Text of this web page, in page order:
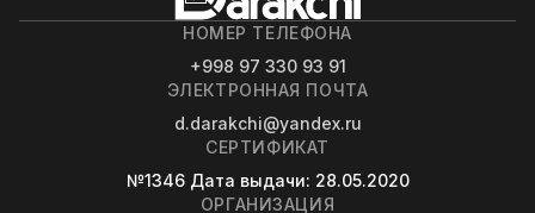
НОМЕР ТЕЛЕФОНА
+998 97 330 93 91
ЭЛЕКТРОННАЯ ПОЧТА
d.darakchi@yandex.ru
СЕРТИФИКАТ
№1346 Дата выдачи: 28.05.2020
ОРГАНИЗАЦИЯ